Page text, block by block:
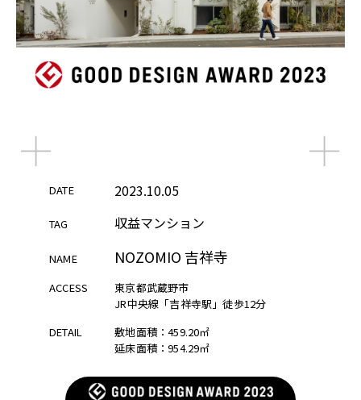
DATE 2023.10.05
TAG 収益マンション
NAME NOZOMIO 吉祥寺
ACCESS
東京都武蔵野市
JR中央線「吉祥寺駅」徒歩12分
DETAIL
敷地面積：459.20㎡
延床面積：954.29㎡
DATE 2023.10.05
TAG 収益マンション
NAME NOZOMIO 吉祥寺
ACCESS
東京都武蔵野市
JR中央線「吉祥寺駅」徒歩12分
DETAIL
敷地面積：459.20㎡
延床面積：954.29㎡
DATE
TAG 収益マンション
NAME NOZOMIO 吉祥寺
ACCESS
東京都武蔵野市
JR中央線「吉祥寺駅」徒歩12分
DETAIL
敷地面積：459.20㎡
延床面積：954.29㎡